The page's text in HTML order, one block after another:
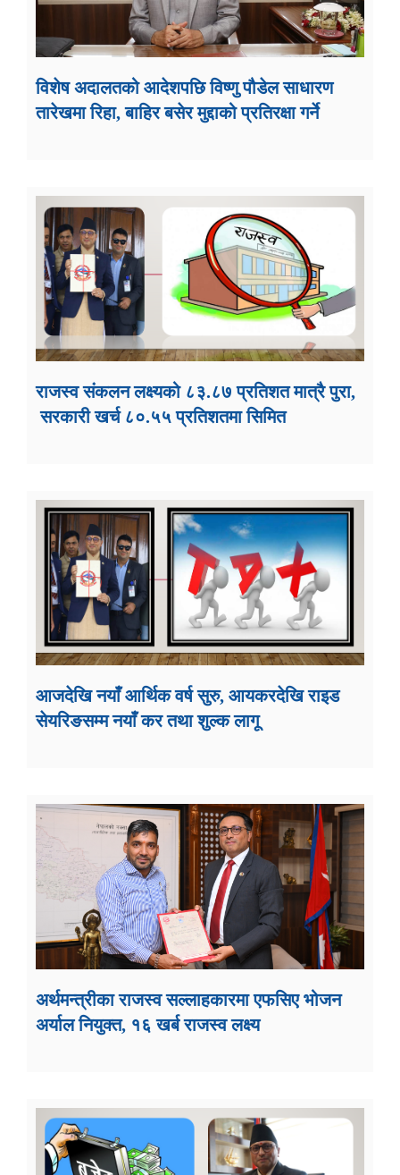
विशेष अदालतको आदेशपछि विष्णु पौडेल साधारण
तारेखमा रिहा, बाहिर बसेर मुद्दाको प्रतिरक्षा गर्ने
राजस्व संकलन लक्ष्यको ८३.८७ प्रतिशत मात्रै पुरा,
सरकारी खर्च ८०.५५ प्रतिशतमा सिमित
आजदेखि नयाँ आर्थिक वर्ष सुरु, आयकरदेखि राइड
सेयरिङसम्म नयाँ कर तथा शुल्क लागू
अर्थमन्त्रीका राजस्व सल्लाहकारमा एफसिए भोजन
अर्याल नियुक्त, १६ खर्ब राजस्व लक्ष्य